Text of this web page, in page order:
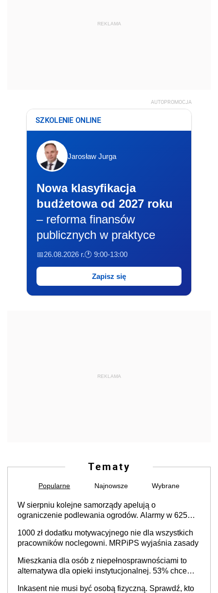
REKLAMA
AUTOPROMOCJA
SZKOLENIE ONLINE
Jarosław Jurga
Nowa klasyfikacja
budżetowa od 2027 roku
– reforma finansów
publicznych w praktyce
📅26.08.2026 r.🕐 9:00-13:00
Zapisz się
REKLAMA
Tematy
Popularne Najnowsze Wybrane
W sierpniu kolejne samorządy apelują o
ograniczenie podlewania ogrodów. Alarmy w 625
cały kraj
1000 zł dodatku motywacyjnego nie dla wszystkich
pracowników noclegowni. MRPiPS wyjaśnia zasady
Mieszkania dla osób z niepełnosprawnościami to
alternatywa dla opieki instytucjonalnej. 53% chce
Inkasent nie musi być osobą fizyczną. Sprawdź, kto